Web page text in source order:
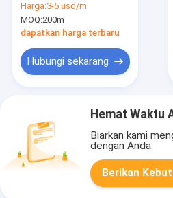
dan Korosif dengan
Aksesoris Bolts Nuts
And Washers
Harga:3-5 usd/m
MOQ:200m
dapatkan harga terbaru
Hubungi sekarang
Hemat Waktu
Biarkan kami
dengan Anda.
Berikan